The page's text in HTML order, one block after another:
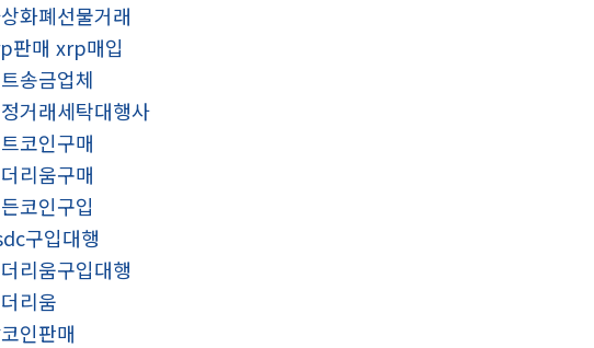
화폐선물거래
판매 xrp매입
송금업체
거래세탁대행사
코인구매
리움구매
코인구입
구입대행
리움구입대행
리움
인판매